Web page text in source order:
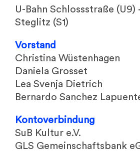
U-Bahn Schlossstraße (U9)
Steglitz (S1)
Vorstand
Christina Wüstenhagen
Daniela Grosset
Lea Svenja Dietrich
Bernardo Sanchez
Kontoverbindung
SuB Kultur e.V.
GLS Gemeinschaftsbank